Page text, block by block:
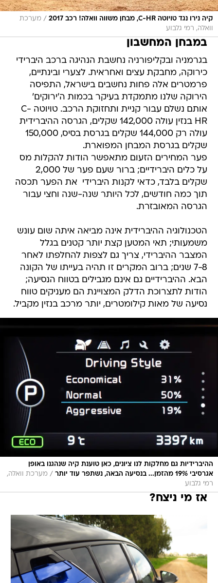
קיה נירו נגד טויוטה C-HR, מבחן משווה וואלה! רכב 2017 / מערכת
וואלה, רמי גלבוע
במבחן המחשבון
בגרמניה ובקליפורניה נחשבת הנהיגה ברכב היברידי
כירוקה, מחבקת עצים ואחראית. לצערי ובינתיים,
פרמטרים אלה פחות נחשבים בישראל, התפיסה
הירוקה שלנו מתמקדת בעיקר בכמות ה'ירוקים'
אותם נשלם עבור קניית ותחזוקת הרכב. טויוטה C-
HR בנזין עולה 142,000 שקלים, הגרסה ההיברידית
עולה רק 144,000 שקלים בגרסת בסיס, 150,000
שקלים בגרסת המבחן המפוארת.
פער המחירים הזעום מתאפשר הודות להקלות מס
על כלים היברידיים; ברור שעם פער של 2,000
שקלים בלבד, כדאי לקנות היברידי  את הפער תכסה
תוך כמה חודשים, לכל היותר שנה-שנה וחצי עבור
הגרסה המאובזרת.
הטכנולוגיה ההיברידית אינה מביאה איתה שום עונש
משמעותי; תאי המטען קצת יותר קטנים בגלל
המצבר ההיברידי, צריך גם לצפות להחלפתו לאחר
7-8 שנים; ברוב המקרים זו תהיה בעייתו של הקונה
הבא. ההיברידיים גם אינם מגבילים בטווח הנסיעה;
הודות לתצרוכת הדלק המצויינת הם מעניקים טווח
נסיעה של מאות קילומטרים, יותר מרכב בנזין מקביל.
ההיברידיות גם מחלקות לנו ציונים, כאן טוענת קיה שנהגנו באופן
אגרסיבי 19% מהזמן... בנסיעה הבאה, נשתפר עוד יותר
/ מערכת וואלה,
רמי גלבוע
אז מי ניצח?